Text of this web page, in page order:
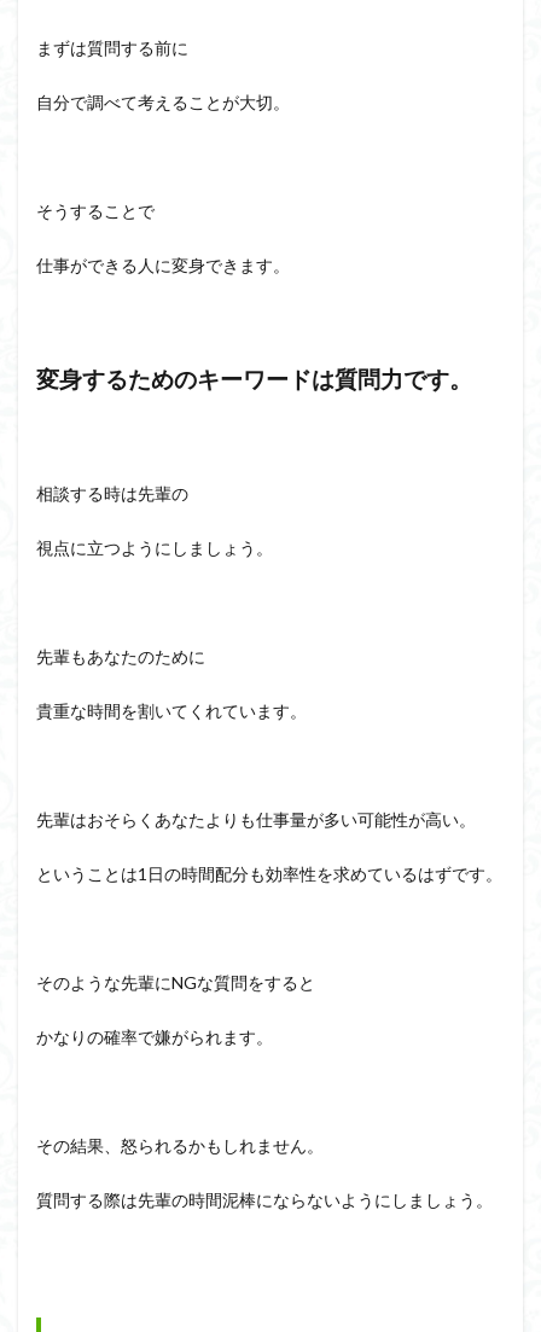
まずは質問する前に
自分で調べて考えることが大切。
そうすることで
仕事ができる人に変身できます。
変身するためのキーワードは質問力です。
相談する時は先輩の
視点に立つようにしましょう。
先輩もあなたのために
貴重な時間を割いてくれています。
先輩はおそらくあなたよりも仕事量が多い可能性が高い。
ということは1日の時間配分も効率性を求めているはずです。
そのような先輩にNGな質問をすると
かなりの確率で嫌がられます。
その結果、怒られるかもしれません。
質問する際は先輩の時間泥棒にならないようにしましょう。